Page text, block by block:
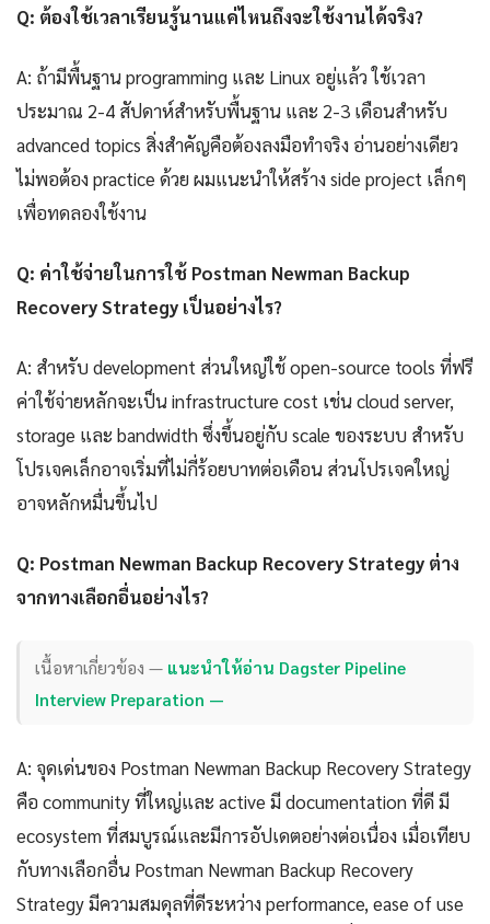
Q: ต้องใช้เวลาเรียนรู้นานแค่ไหนถึงจะใช้งานได้จริง?
A: ถ้ามีพื้นฐาน programming และ Linux อยู่แล้ว ใช้เวลา
ประมาณ 2-4 สัปดาห์สำหรับพื้นฐาน และ 2-3 เดือนสำหรับ
advanced topics สิ่งสำคัญคือต้องลงมือทำจริง อ่านอย่างเดียว
ไม่พอต้อง practice ด้วย ผมแนะนำให้สร้าง side project เล็กๆ
เพื่อทดลองใช้งาน
Q: ค่าใช้จ่ายในการใช้ Postman Newman Backup
Recovery Strategy เป็นอย่างไร?
A: สำหรับ development ส่วนใหญ่ใช้ open-source tools ที่ฟรี
ค่าใช้จ่ายหลักจะเป็น infrastructure cost เช่น cloud server,
storage และ bandwidth ซึ่งขึ้นอยู่กับ scale ของระบบ สำหรับ
โปรเจคเล็กอาจเริ่มที่ไม่กี่ร้อยบาทต่อเดือน ส่วนโปรเจคใหญ่
อาจหลักหมื่นขึ้นไป
Q: Postman Newman Backup Recovery Strategy ต่าง
จากทางเลือกอื่นอย่างไร?
เนื้อหาเกี่ยวข้อง — แนะนำให้อ่าน Dagster Pipeline
Interview Preparation —
A: จุดเด่นของ Postman Newman Backup Recovery Strategy
คือ community ที่ใหญ่และ active มี documentation ที่ดี มี
ecosystem ที่สมบูรณ์และมีการอัปเดตอย่างต่อเนื่อง เมื่อเทียบ
กับทางเลือกอื่น Postman Newman Backup Recovery
Strategy มีความสมดุลที่ดีระหว่าง performance, ease of use